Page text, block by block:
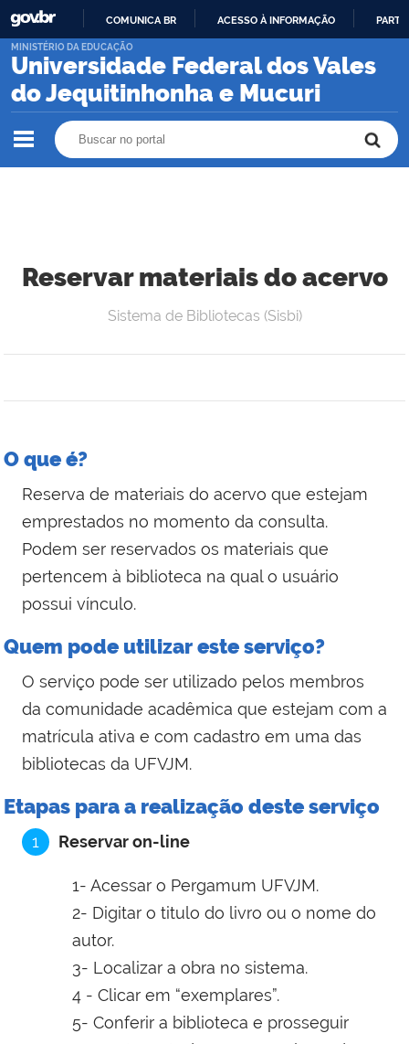
PARA
CONTEÚDO
COMUNICA BR ACESSO À INFORMAÇÃO
Universidade Federal dos Vales
do Jequitinhonha e Mucuri
MINISTÉRIO DA EDUCAÇÃO
Reservar materiais do acervo
Sistema de Bibliotecas (Sisbi)
O que é?
Reserva de materiais do acervo que estejam
emprestados no momento da consulta.
Podem ser reservados os materiais que
pertencem à biblioteca na qual o usuário
possui vínculo.
Quem pode utilizar este serviço?
O serviço pode ser utilizado pelos membros
da comunidade acadêmica que estejam com a
matrícula ativa e com cadastro em uma das
bibliotecas da UFVJM.
Etapas para a realização deste serviço
1 Reservar on-line
1- Acessar o Pergamum UFVJM.
2- Digitar o titulo do livro ou o nome do
autor.
3- Localizar a obra no sistema.
4 - Clicar em “exemplares”.
5- Conferir a biblioteca e prosseguir